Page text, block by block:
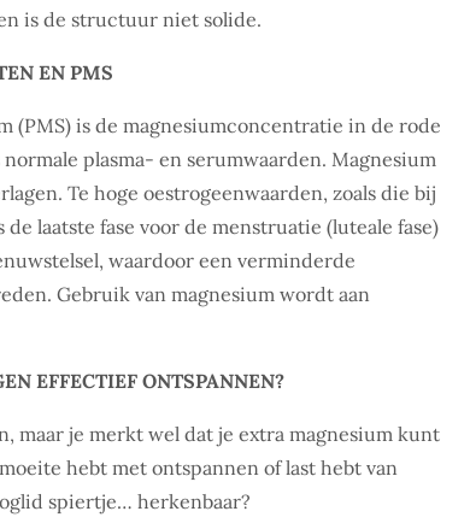
is de structuur niet solide.
EN PMS
(PMS) is de magnesiumconcentratie in de rode
plasma- en serumwaarden. Magnesium
Te hoge oestrogeenwaarden, zoals die bij
laatste fase voor de menstruatie (luteale fase)
waardoor een verminderde
Gebruik van magnesium wordt aan
EFFECTIEF ONTSPANNEN?
maar je merkt wel dat je extra magnesium kunt
hebt met ontspannen of last hebt van
spiertje… herkenbaar?